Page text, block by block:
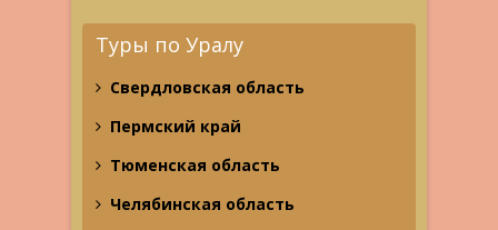
Туры по Уралу
Свердловская область
Пермский край
Тюменская область
Челябинская область